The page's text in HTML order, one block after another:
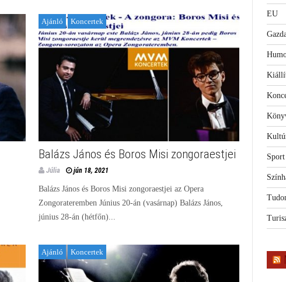
Ajánló Koncertek
Balázs János és Boros Misi zongoraestjei
Júlia jún 18, 2021
Balázs János és Boros Misi zongoraestjei az Opera
Zongorateremben Június 20-án (vasárnap) Balázs János,
június 28-án (hétfőn)...
Ajánló Koncertek
EU
Sport